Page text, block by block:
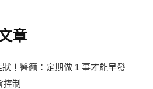
章
！醫籲：定期做 1 事才能早發
控制